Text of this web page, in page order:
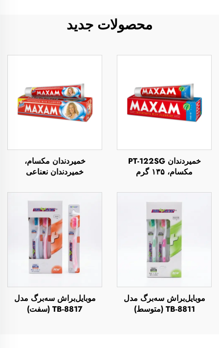
محصولات جدید
خمیردندان PT-122SG
مکسام، ۱۳۵ گرم
خمیردندان مکسام،
خمیردندان نعناعی
موبایل‌براش سه‌برگ مدل
TB-8811 (متوسط)
موبایل‌براش سه‌برگ مدل
TB-8817 (سفت)